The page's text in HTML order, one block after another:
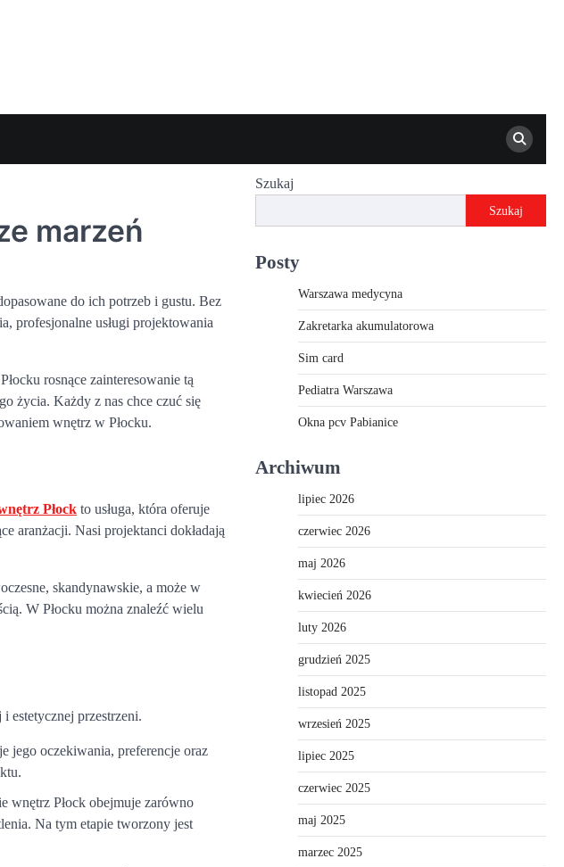
marzeń
do ich potrzeb i gustu. Bez
profesjonalne usługi projektowania
rosnące zainteresowanie tą
życia. Każdy z nas chce czuć się
wnętrz w Płocku.
Płock to usługa, która oferuje
aranżacji. Nasi projektanci dokładają
skandynawskie, a może w
W Płocku można znaleźć wielu
estetycznej przestrzeni.
jego oczekiwania, preferencje oraz
wnętrz Płock obejmuje zarówno
Na tym etapie tworzony jest
Szukaj
Szukaj
Posty
Warszawa medycyna
Zakretarka akumulatorowa
Sim card
Pediatra Warszawa
Okna pcv Pabianice
Archiwum
lipiec 2026
czerwiec 2026
maj 2026
kwiecień 2026
luty 2026
grudzień 2025
listopad 2025
wrzesień 2025
lipiec 2025
czerwiec 2025
maj 2025
marzec 2025